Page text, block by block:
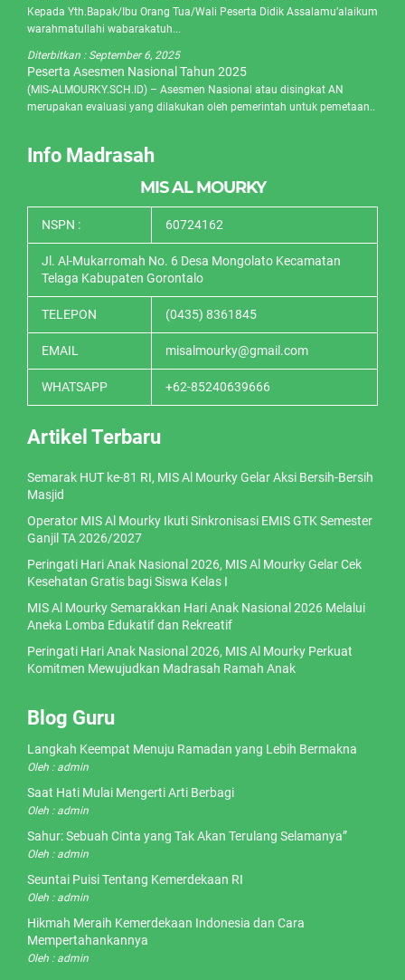
Kepada Yth.Bapak/Ibu Orang Tua/Wali Peserta Didik Assalamu’alaikum
warahmatullahi wabarakatuh...
Diterbitkan : September 6, 2025
Peserta Asesmen Nasional Tahun 2025
(MIS-ALMOURKY.SCH.ID) – Asesmen Nasional atau disingkat AN
merupakan evaluasi yang dilakukan oleh pemerintah untuk pemetaan..
Info Madrasah
MIS AL MOURKY
NSPN : 60724162
Jl. Al-Mukarromah No. 6 Desa Mongolato Kecamatan
Telaga Kabupaten Gorontalo
TELEPON (0435) 8361845
EMAIL misalmourky@gmail.com
WHATSAPP +62-85240639666
Artikel Terbaru
Semarak HUT ke-81 RI, MIS Al Mourky Gelar Aksi Bersih-Bersih
Masjid
Operator MIS Al Mourky Ikuti Sinkronisasi EMIS GTK Semester
Ganjil TA 2026/2027
Peringati Hari Anak Nasional 2026, MIS Al Mourky Gelar Cek
Kesehatan Gratis bagi Siswa Kelas I
MIS Al Mourky Semarakkan Hari Anak Nasional 2026 Melalui
Aneka Lomba Edukatif dan Rekreatif
Peringati Hari Anak Nasional 2026, MIS Al Mourky Perkuat
Komitmen Mewujudkan Madrasah Ramah Anak
Blog Guru
Langkah Keempat Menuju Ramadan yang Lebih Bermakna
Oleh : admin
Saat Hati Mulai Mengerti Arti Berbagi
Oleh : admin
Sahur: Sebuah Cinta yang Tak Akan Terulang Selamanya”
Oleh : admin
Seuntai Puisi Tentang Kemerdekaan RI
Oleh : admin
Hikmah Meraih Kemerdekaan Indonesia dan Cara
Mempertahankannya
Oleh : admin